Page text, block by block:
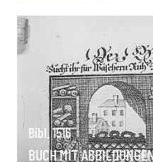
Bibl. 1516
BUCH MIT